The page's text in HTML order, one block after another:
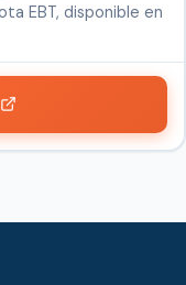
EBT, disponible en